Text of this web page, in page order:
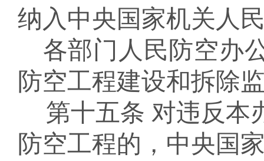
纳入中央国家机关人
各部门人民防空办
防空工程建设和拆除
第十五条 对违反本
防空工程的，中央国